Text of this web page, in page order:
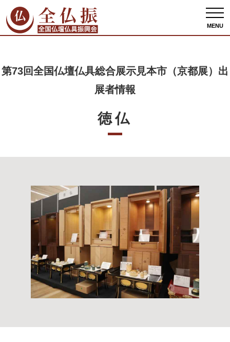
MENU
全仏振ホーム 出展者情報
第73回全国仏壇仏具総合展示見本市（京都展）出展者
情報
徳仏
第73回全国仏壇仏具総合展示見本市（京都展）出
展者情報
徳仏